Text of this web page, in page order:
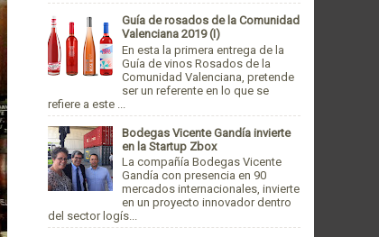
Guía de rosados de la Comunidad
Valenciana 2019 (I)
En esta la primera entrega de la
Guía de vinos Rosados de la
Comunidad Valenciana, pretende
ser un referente en lo que se
refiere a este ...
Bodegas Vicente Gandía invierte
en la Startup Zbox
La compañía Bodegas Vicente
Gandía con presencia en 90
mercados internacionales, invierte
en un proyecto innovador dentro
del sector logís...